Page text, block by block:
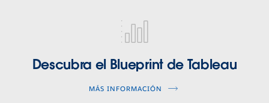
Descubra el Blueprint de Tableau
MÁS INFORMACIÓN